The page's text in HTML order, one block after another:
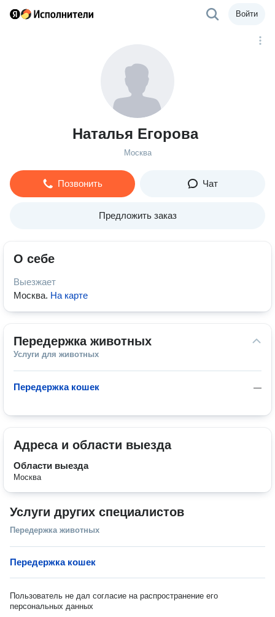
Войти
Наталья Егорова
Москва
Позвонить Чат
Предложить заказ
О себе
Выезжает
Москва. На карте
Передержка животных
Услуги для животных
—
Передержка кошек
Адреса и области выезда
Области выезда
Москва
Услуги других специалистов
Передержка животных
Передержка кошек
Пользователь не дал согласие на распространение его
персональных данных